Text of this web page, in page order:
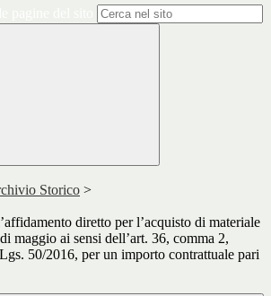
Storico >
diretto per l’acquisto di materiale
maggio ai sensi dell’art. 36, comma 2,
50/2016, per un importo contrattuale pari